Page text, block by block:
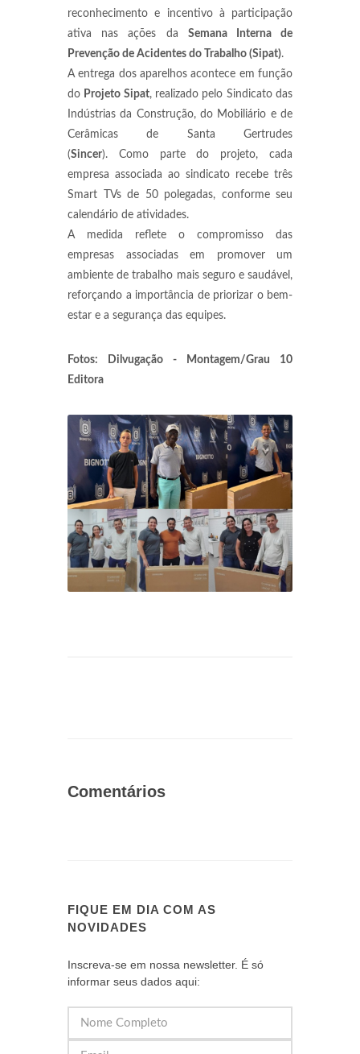
reconhecimento e incentivo à participação
ativa nas ações da Semana Interna de
Prevenção de Acidentes do Trabalho (Sipat).
A entrega dos aparelhos acontece em função
do Projeto Sipat, realizado pelo Sindicato das
Indústrias da Construção, do Mobiliário e de
Cerâmicas de Santa Gertrudes
(Sincer). Como parte do projeto, cada
empresa associada ao sindicato recebe três
Smart TVs de 50 polegadas, conforme seu
calendário de atividades.
A medida reflete o compromisso das
empresas associadas em promover um
ambiente de trabalho mais seguro e saudável,
reforçando a importância de priorizar o bem-
estar e a segurança das equipes.
Fotos: Dilvugação - Montagem/Grau 10
Editora
Comentários
FIQUE EM DIA COM AS
NOVIDADES
Inscreva-se em nossa newsletter. É só
informar seus dados aqui: